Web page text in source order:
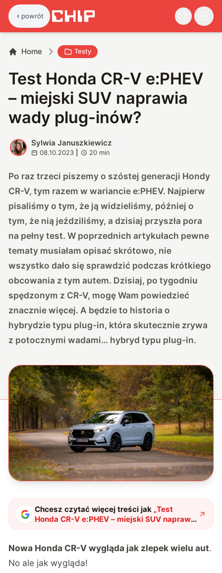
powrót
Home Testy
Test Honda CR-V e:PHEV
– miejski SUV naprawia
wady plug-inów?
S
Sylwia Januszkiewicz
08.10.2023 20 min
Po raz trzeci piszemy o szóstej generacji Hondy
CR-V, tym razem w wariancie e:PHEV. Najpierw
pisaliśmy o tym, że ją widzieliśmy, później o
tym, że nią jeździliśmy, a dzisiaj przyszła pora
na pełny test. W poprzednich artykułach pewne
tematy musiałam opisać skrótowo, nie
wszystko dało się sprawdzić podczas krótkiego
obcowania z tym autem. Dzisiaj, po tygodniu
spędzonym z CR-V, mogę Wam powiedzieć
znacznie więcej. A będzie to historia o
hybrydzie typu plug-in, która skutecznie zrywa
z potocznymi wadami… hybryd typu plug-in.
Chcesz czytać więcej treści jak „Test
Honda CR-V e:PHEV – miejski SUV naprawia
wady plug-inów?"?
Nowa Honda CR-V wygląda jak zlepek wielu aut.
No ale jak wygląda!